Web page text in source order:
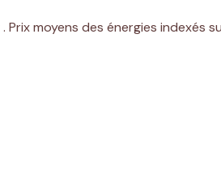
moyens des énergies indexés